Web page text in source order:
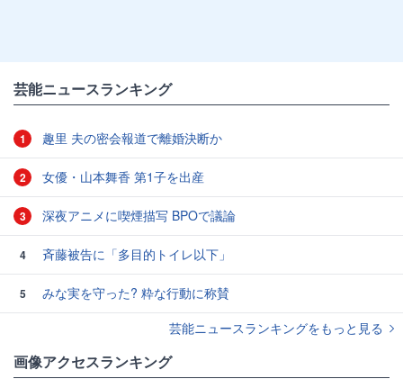
芸能ニュースランキング
1 趣里 夫の密会報道で離婚決断か
2 女優・山本舞香 第1子を出産
3 深夜アニメに喫煙描写 BPOで議論
4 斉藤被告に「多目的トイレ以下」
5
みな実を守った? 粋な行動に称賛
芸能ニュースランキングをもっと見る
画像アクセスランキング